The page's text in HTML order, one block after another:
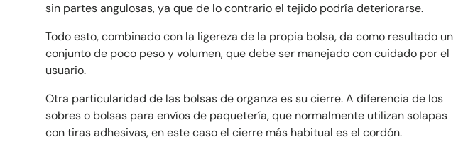
sin partes angulosas, ya que de lo contrario el tejido podría deteriorarse.
Todo esto, combinado con la ligereza de la propia bolsa, da como resultado un
conjunto de poco peso y volumen, que debe ser manejado con cuidado por el
usuario.
Otra particularidad de las bolsas de organza es su cierre. A diferencia de los
sobres o bolsas para envíos de paquetería, que normalmente utilizan solapas
con tiras adhesivas, en este caso el cierre más habitual es el cordón.